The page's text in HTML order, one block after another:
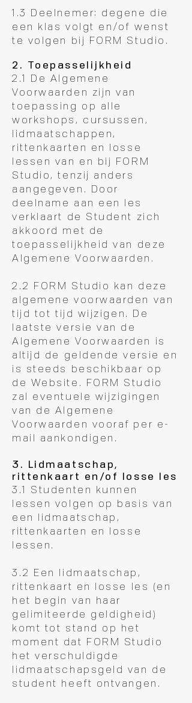
1.3 Deelnemer: degene die
een klas volgt en/of wenst
te volgen bij FORM Studio.
2. Toepasselijkheid
2.1 De Algemene
Voorwaarden zijn van
toepassing op alle
workshops, cursussen,
lidmaatschappen,
rittenkaarten en losse
lessen van en bij FORM
Studio, tenzij anders
aangegeven. Door
deelname aan een les
verklaart de Student zich
akkoord met de
toepasselijkheid van deze
Algemene Voorwaarden.
2.2 FORM Studio kan deze
algemene voorwaarden van
tijd tot tijd wijzigen. De
laatste versie van de
Algemene Voorwaarden is
altijd de geldende versie en
is steeds beschikbaar op
de Website. FORM Studio
zal eventuele wijzigingen
van de Algemene
Voorwaarden vooraf per e-
mail aankondigen.
3. Lidmaatschap,
rittenkaart en/of losse les
3.1 Studenten kunnen
lessen volgen op basis van
een lidmaatschap,
rittenkaarten en losse
lessen.
3.2 Een lidmaatschap,
rittenkaart en losse les (en
het begin van haar
gelimiteerde geldigheid)
komt tot stand op het
moment dat FORM Studio
het verschuldigde
lidmaatschapsgeld van de
student heeft ontvangen.